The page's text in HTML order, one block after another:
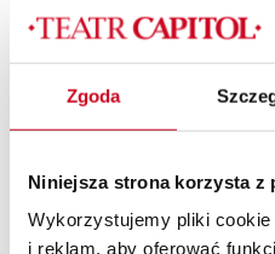
Zgoda
Niniejsza strona korzysta z
Wykorzystujemy pliki
i reklam, aby oferować
Plan widowni
Najczęściej zadawane
Polityka cookies
Capitol by Night
Dla dzieci i